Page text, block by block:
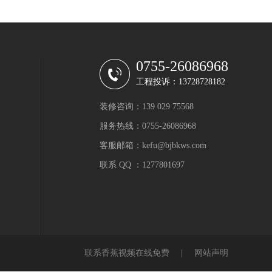
0755-26086968
工程投诉：13728728182
装修咨询：139 029 75568
服务热线：0755-26086968
客服邮箱：kefu@bjbkws.com
联系 QQ ：1277801697
联系香蕉视频在线免费 | 网站声明